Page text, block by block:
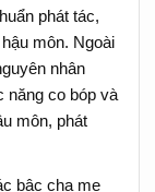
phát tác,
môn. Ngoài
nhân
năng co bóp và
môn, phát
bậc cha mẹ